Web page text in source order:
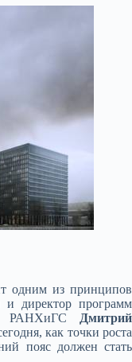
одним из принципов
директор программ
РАНХиГС
Дмитрий
как точки роста
пояс должен стать